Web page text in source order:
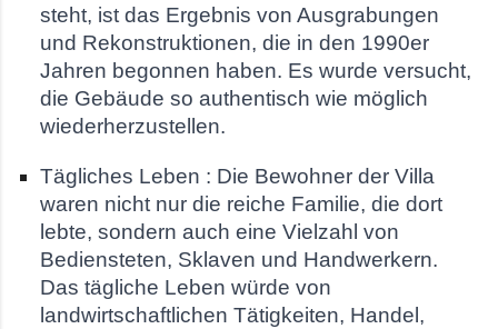
steht, ist das Ergebnis von Ausgrabungen
und Rekonstruktionen, die in den 1990er
Jahren begonnen haben. Es wurde versucht,
die Gebäude so authentisch wie möglich
wiederherzustellen.
Tägliches Leben : Die Bewohner der Villa
waren nicht nur die reiche Familie, die dort
lebte, sondern auch eine Vielzahl von
Bediensteten, Sklaven und Handwerkern.
Das tägliche Leben würde von
landwirtschaftlichen Tätigkeiten, Handel,